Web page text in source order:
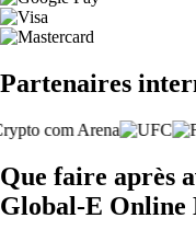
Partenaires
Que faire après
Global-E Online